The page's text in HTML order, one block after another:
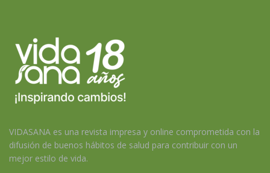
VIDASANA es una revista impresa y online comprometida con la
difusión de buenos hábitos de salud para contribuir con un
mejor estilo de vida.